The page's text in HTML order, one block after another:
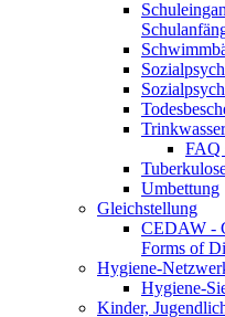
Trinkwasser
FAQ
Umbettung
Gleichstellung
CEDAW -
Forms of
Hygiene-
Hygiene-
Kinder,